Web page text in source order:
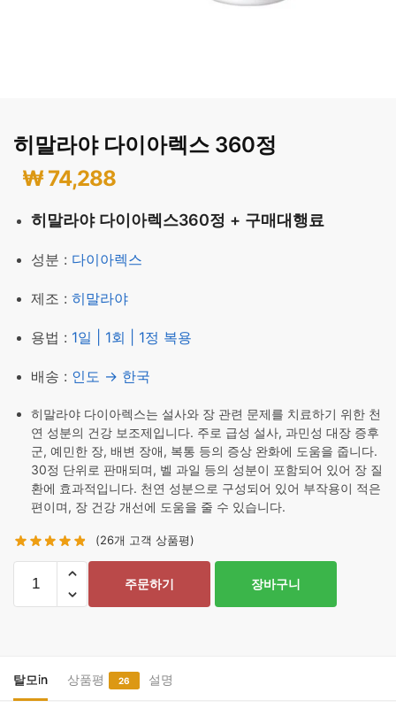
히말라야 다이아렉스 360정
₩74,288
히말라야 다이아렉스360정 + 구매대행료
성분 : 다이아렉스
제조 : 히말라야
용법 : 1일 | 1회 | 1정 복용
배송 : 인도 → 한국
히말라야 다이아렉스는 설사와 장 관련 문제를 치료하기 위한 천
연 성분의 건강 보조제입니다. 주로 급성 설사, 과민성 대장 증후
군, 예민한 장, 배변 장애, 복통 등의 증상 완화에 도움을 줍니다.
30정 단위로 판매되며, 벨 과일 등의 성분이 포함되어 있어 장 질
환에 효과적입니다. 천연 성분으로 구성되어 있어 부작용이 적은
편이며, 장 건강 개선에 도움을 줄 수 있습니다.
(26개 고객 상품평)
이
아
주문하기 장바구니
탈모in 상품평 26 설명